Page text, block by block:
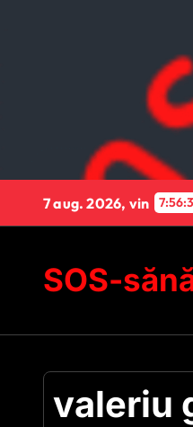
7 aug. 2026, vin
SOS-
valeriu